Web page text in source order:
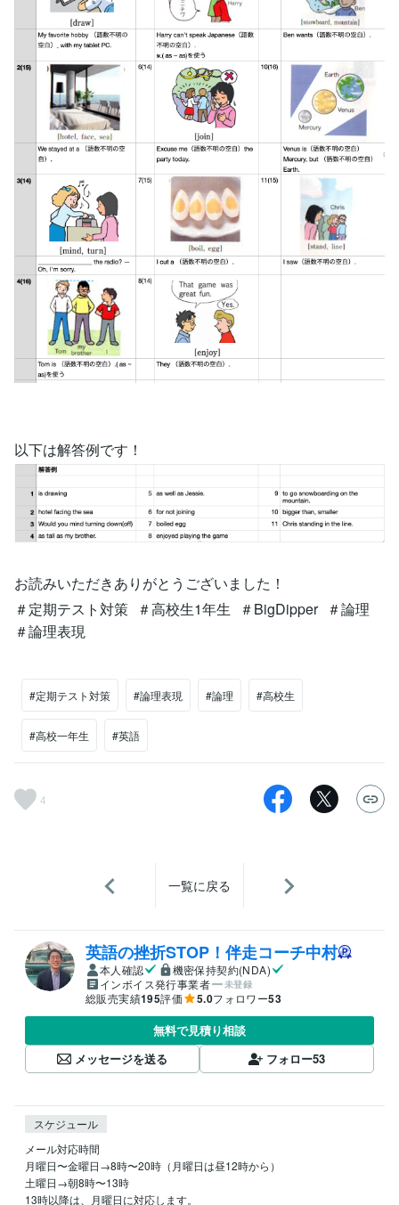
以下は解答例です！
お読みいただきありがとうございました！
＃定期テスト対策 ＃高校生1年生 ＃BigDipper ＃論理
＃論理表現
#定期テスト対策 #論理表現 #論理 #高校生
#高校一年生 #英語
4
一覧に戻る
英語の挫折STOP！伴走コーチ中村
本人確認
機密保持契約(NDA)
インボイス発行事業者
未登録
総販売実績195評価 5.0フォロワー53
無料で見積り相談
メッセージを送る
フォロー53
スケジュール
メール対応時間
月曜日〜金曜日→8時〜20時（月曜日は昼12時から）
土曜日→朝8時〜13時
13時以降は、月曜日に対応します。